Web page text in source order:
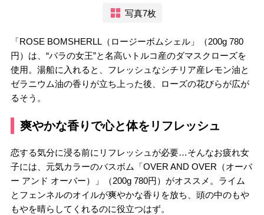
写真7枚
「ROSE BOMSHERLL（ロージーボムシェル」（200g 780
円）は、“バラの女王”と名高いトルコ産のダマスクローズを
使用。湯船に入れると、フレッシュなシチリア産レモン油と
ゼラニウム油の香りが立ち上った後、ローズの花びらが広が
るそう。
爽やかな香りで心と体をリフレッシュ
恋する気分に浸る前にリフレッシュが必要…そんなお疲れ女
子には、元気カラーのバスボム「OVER AND OVER（オーバ
ー アンド オーバー）」（200g 780円）がオススメ。ライム
とフェンネルのオイルが爽やかな香りを放ち、頭の中のもや
もやを晴らしてくれるのに役立つはず。